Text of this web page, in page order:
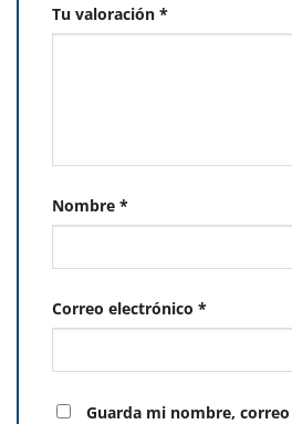
Tu valoración *
Nombre *
Correo electrónico *
Guarda mi nombre,